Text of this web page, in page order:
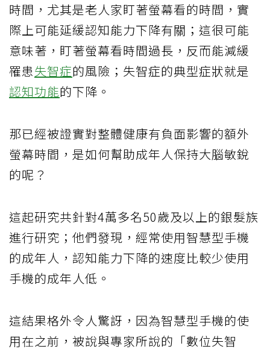
時間，尤其是老人家盯著螢幕看的時間，實
際上可能延緩認知能力下降有關；這很可能
意味著，盯著螢幕看時間過長，反而能減緩
罹患失智症的風險；失智症的典型症狀就是
認知功能的下降。
那已經被證實對整體健康有負面影響的額外
螢幕時間，是如何幫助成年人保持大腦敏銳
的呢？
這起研究共針對4萬多名50歲及以上的銀髮族
進行研究；他們發現，經常使用智慧型手機
的成年人，認知能力下降的速度比較少使用
手機的成年人低。
這結果格外令人驚訝，因為智慧型手機的使
用在之前，被說與專家所說的「數位失智